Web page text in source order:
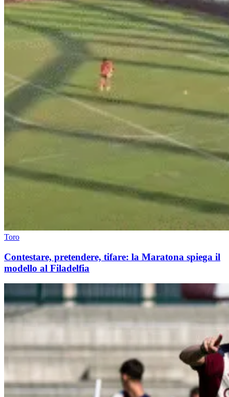
Toro
Contestare, pretendere, tifare: la Maratona spiega il
modello al Filadelfia